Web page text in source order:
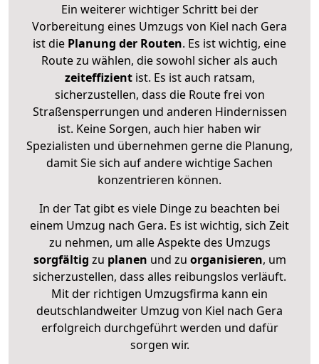
Ein weiterer wichtiger Schritt bei der
Vorbereitung eines Umzugs von Kiel nach Gera
ist die Planung der Routen. Es ist wichtig, eine
Route zu wählen, die sowohl sicher als auch
zeiteffizientist. Es ist auch ratsam,
sicherzustellen, dass die Route frei von
Straßensperrungen und anderen Hindernissen
ist. Keine Sorgen, auch hier haben wir
Spezialisten und übernehmen gerne die Planung,
damit Sie sich auf andere wichtige Sachen
konzentrieren können.
In der Tat gibt es viele Dinge zu beachten bei
einem Umzug nach Gera. Es ist wichtig, sich Zeit
zu nehmen, um alle Aspekte des Umzugs
sorgfältig zu planen und zu organisieren, um
sicherzustellen, dass alles reibungslos verläuft.
Mit der richtigen Umzugsfirma kann ein
deutschlandweiter Umzug von Kiel nach Gera
erfolgreich durchgeführt werden und dafür
sorgen wir.